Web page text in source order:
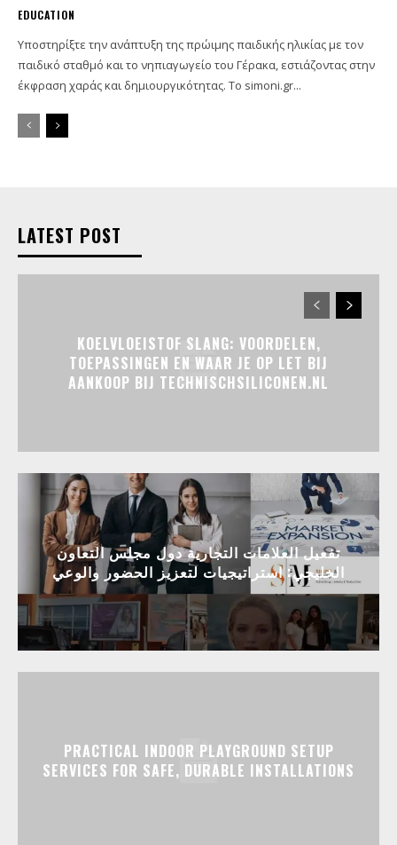
EDUCATION
Υποστηρίξτε την ανάπτυξη της πρώιμης παιδικής ηλικίας με τον
παιδικό σταθμό και το νηπιαγωγείο του Γέρακα, εστιάζοντας στην
έκφραση χαράς και δημιουργικότητας. Το simoni.gr...
LATEST POST
KOELVLOEISTOF SLANG: VOORDELEN,
TOEPASSINGEN EN WAAR JE OP LET BIJ
AANKOOP BIJ TECHNISCHSILICONEN.NL
تفعيل العلامات التجارية دول مجلس التعاون
الخليجي: استراتيجيات لتعزيز الحضور والوعي
PRACTICAL INDOOR PLAYGROUND SETUP
SERVICES FOR SAFE, DURABLE INSTALLATIONS